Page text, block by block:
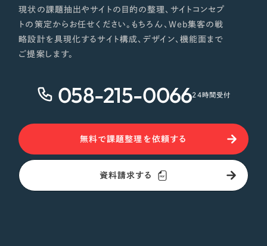
現状の課題抽出やサイトの目的の整理、サイトコンセプ
トの策定からお任せください。もちろん、Web集客の戦
略設計を具現化するサイト構成、デザイン、機能面まで
ご提案します。
058-215-006624時間受付
無料で課題整理を依頼する
資料請求する